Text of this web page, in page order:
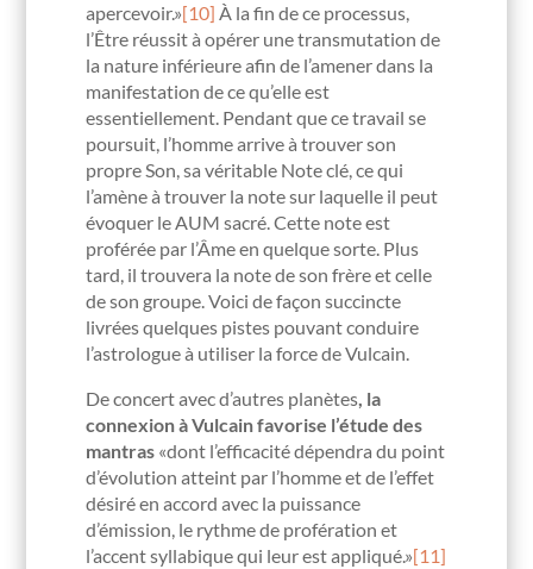
apercevoir.»[10] À la fin de ce processus,
l’Être réussit à opérer une transmutation de
la nature inférieure afin de l’amener dans la
manifestation de ce qu’elle est
essentiellement. Pendant que ce travail se
poursuit, l’homme arrive à trouver son
propre Son, sa véritable Note clé, ce qui
l’amène à trouver la note sur laquelle il peut
évoquer le AUM sacré. Cette note est
proférée par l’Âme en quelque sorte. Plus
tard, il trouvera la note de son frère et celle
de son groupe. Voici de façon succincte
livrées quelques pistes pouvant conduire
l’astrologue à utiliser la force de Vulcain.
De concert avec d’autres planètes, la
connexion à Vulcain favorise l’étude des
mantras «dont l’efficacité dépendra du point
d’évolution atteint par l’homme et de l’effet
désiré en accord avec la puissance
d’émission, le rythme de profération et
l’accent syllabique qui leur est appliqué.»[11]